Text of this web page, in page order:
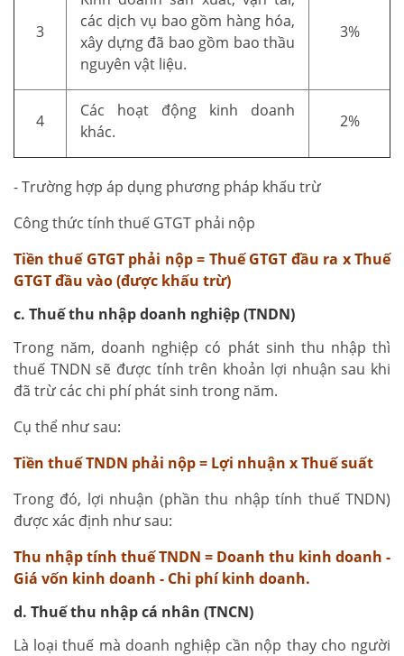
3
các dịch vụ bao gồm hàng hóa,
xây dựng đã bao gồm bao thầu
nguyên vật liệu.
3%
4
Các hoạt động kinh doanh
khác.
2%
- Trường hợp áp dụng phương pháp khấu trừ
Công thức tính thuế GTGT phải nộp
Tiền thuế GTGT phải nộp = Thuế GTGT đầu ra x Thuế
GTGT đầu vào (được khấu trừ)
c. Thuế thu nhập doanh nghiệp (TNDN)
Trong năm, doanh nghiệp có phát sinh thu nhập thì
thuế TNDN sẽ được tính trên khoản lợi nhuận sau khi
đã trừ các chi phí phát sinh trong năm.
Cụ thể như sau:
Tiền thuế TNDN phải nộp = Lợi nhuận x Thuế suất
Trong đó, lợi nhuận (phần thu nhập tính thuế TNDN)
được xác định như sau:
Thu nhập tính thuế TNDN = Doanh thu kinh doanh -
Giá vốn kinh doanh - Chi phí kinh doanh.
d. Thuế thu nhập cá nhân (TNCN)
Là loại thuế mà doanh nghiệp cần nộp thay cho người